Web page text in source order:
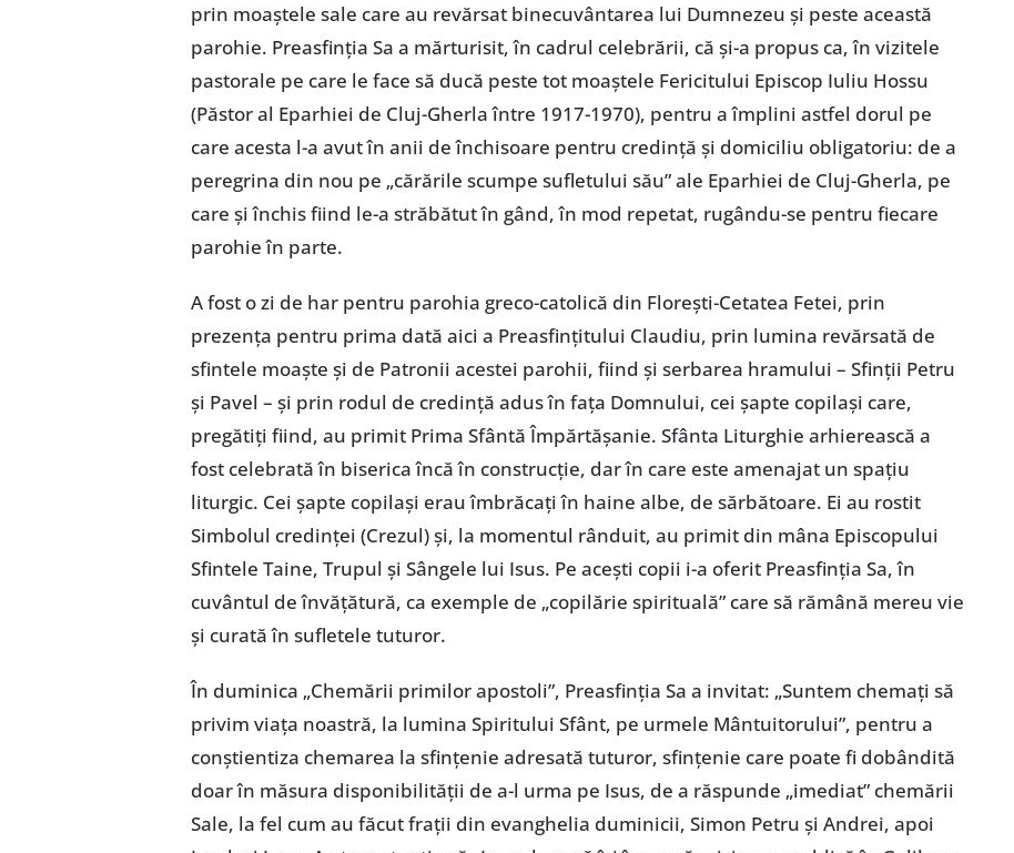
prin moaștele sale care au revărsat binecuvântarea lui Dumnezeu și peste această
parohie. Preasfinția Sa a mărturisit, în cadrul celebrării, că și-a propus ca, în vizitele
pastorale pe care le face să ducă peste tot moaștele Fericitului Episcop Iuliu Hossu
(Păstor al Eparhiei de Cluj-Gherla între 1917-1970), pentru a împlini astfel dorul pe
care acesta l-a avut în anii de închisoare pentru credință și domiciliu obligatoriu: de a
peregrina din nou pe „cărările scumpe sufletului său” ale Eparhiei de Cluj-Gherla, pe
care și închis fiind le-a străbătut în gând, în mod repetat, rugându-se pentru fiecare
parohie în parte.
A fost o zi de har pentru parohia greco-catolică din Florești-Cetatea Fetei, prin
prezența pentru prima dată aici a Preasfințitului Claudiu, prin lumina revărsată de
sfintele moaște și de Patronii acestei parohii, fiind și serbarea hramului – Sfinții Petru
și Pavel – și prin rodul de credință adus în fața Domnului, cei șapte copilași care,
pregătiți fiind, au primit Prima Sfântă Împărtășanie. Sfânta Liturghie arhierească a
fost celebrată în biserica încă în construcție, dar în care este amenajat un spațiu
liturgic. Cei șapte copilași erau îmbrăcați în haine albe, de sărbătoare. Ei au rostit
Simbolul credinței (Crezul) și, la momentul rânduit, au primit din mâna Episcopului
Sfintele Taine, Trupul și Sângele lui Isus. Pe acești copii i-a oferit Preasfinția Sa, în
cuvântul de învățătură, ca exemple de „copilărie spirituală” care să rămână mereu vie
și curată în sufletele tuturor.
În duminica „Chemării primilor apostoli”, Preasfinția Sa a invitat: „Suntem chemați să
privim viața noastră, la lumina Spiritului Sfânt, pe urmele Mântuitorului”, pentru a
conștientiza chemarea la sfințenie adresată tuturor, sfințenie care poate fi dobândită
doar în măsura disponibilității de a-l urma pe Isus, de a răspunde „imediat” chemării
Sale, la fel cum au făcut frații din evanghelia duminicii, Simon Petru și Andrei, apoi